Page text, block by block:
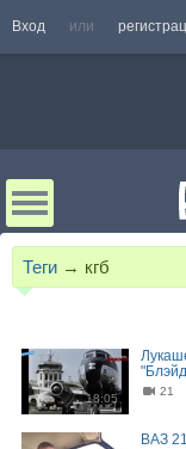
Вход или
Теги → кгб
18:05
21
ВАЗ